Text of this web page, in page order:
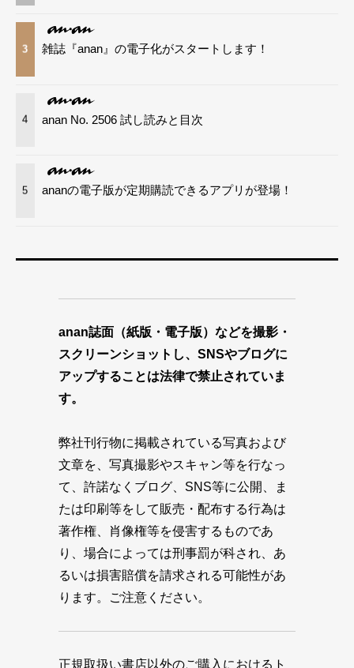
3 雑誌『anan』の電子化がスタートします！
4 anan No. 2506 試し読みと目次
5 ananの電子版が定期購読できるアプリが登場！
anan誌面（紙版・電子版）などを撮影・
スクリーンショットし、SNSやブログに
アップすることは法律で禁止されていま
す。
弊社刊行物に掲載されている写真および
文章を、写真撮影やスキャン等を行なっ
て、許諾なくブログ、SNS等に公開、ま
たは印刷等をして販売・配布する行為は
著作権、肖像権等を侵害するものであ
り、場合によっては刑事罰が科され、あ
るいは損害賠償を請求される可能性があ
ります。ご注意ください。
正規取扱い書店以外のご購入におけるト